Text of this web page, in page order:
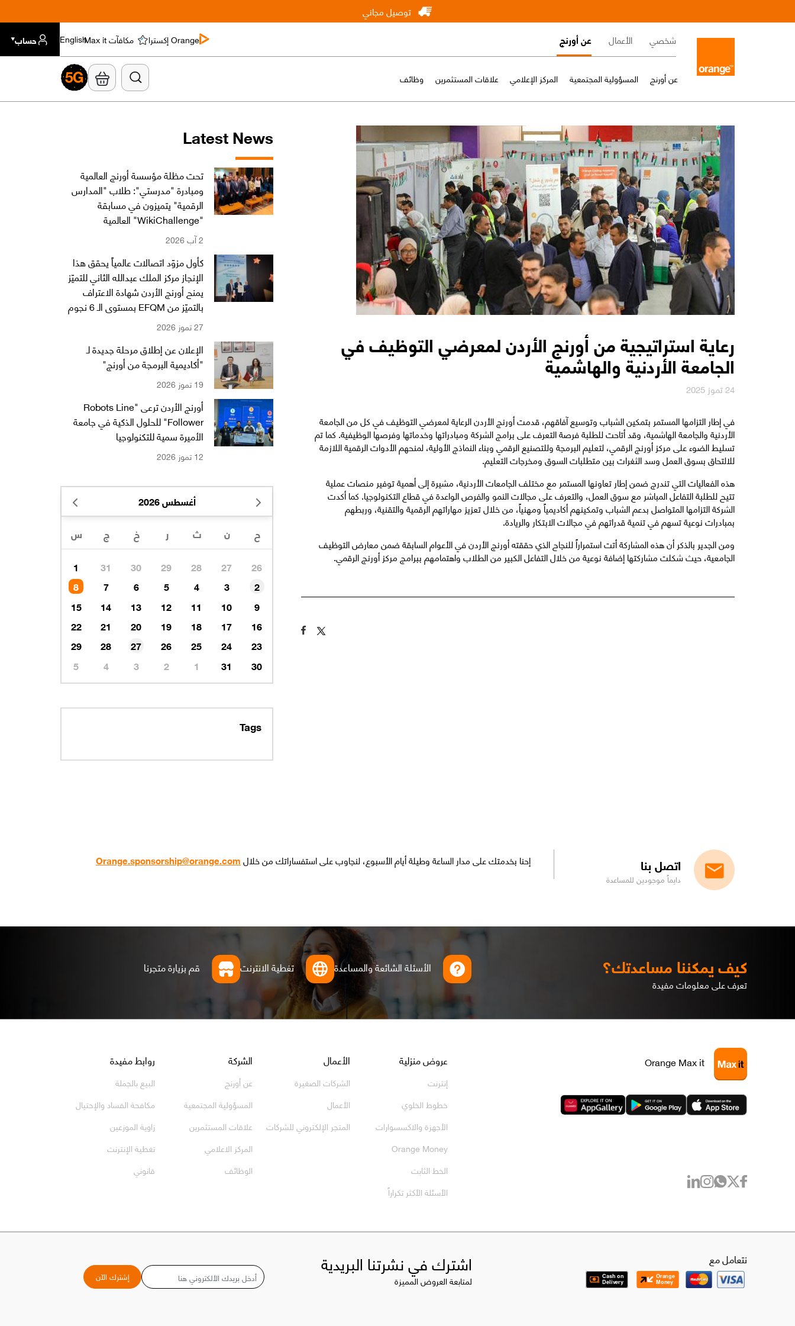
to
توصيل مجاني
Main
navigation
شخصي الأعمال عن أورنج Orange إكسترا مكافآت Max it English حساب
عن أورنج المسؤولية المجتمعية المركز الإعلامي علاقات المستثمرين وظائف
رعاية استراتيجية من أورنج الأردن لمعرضي التوظيف في
الجامعة الأردنية والهاشمية
24 تموز 2025
في إطار التزامها المستمر بتمكين الشباب وتوسيع آفاقهم، قدمت أورنج الأردن الرعاية لمعرضي التوظيف في كل من الجامعة
الأردنية والجامعة الهاشمية، وقد أتاحت للطلبة فرصة التعرف على برامج الشركة ومبادراتها وخدماتها وفرصها الوظيفية. كما تم
تسليط الضوء على مركز أورنج الرقمي، لتعليم البرمجة وللتصنيع الرقمي وبناء النماذج الأولية، لمنحهم الأدوات الرقمية اللازمة
للالتحاق بسوق العمل وسد الثغرات بين متطلبات السوق ومخرجات التعليم.
هذه الفعاليات التي تندرج ضمن إطار تعاونها المستمر مع مختلف الجامعات الأردنية، مشيرة إلى أهمية توفير منصات عملية
تتيح للطلبة التفاعل المباشر مع سوق العمل، والتعرف على مجالات النمو والفرص الواعدة في قطاع التكنولوجيا. كما أكدت
الشركة التزامها المتواصل بدعم الشباب وتمكينهم أكاديمياً ومهنياً، من خلال تعزيز مهاراتهم الرقمية والتقنية، وربطهم
بمبادرات نوعية تسهم في تنمية قدراتهم في مجالات الابتكار والريادة.
ومن الجدير بالذكر أن هذه المشاركة أتت استمراراً للنجاح الذي حققته أورنج الأردن في الأعوام السابقة ضمن معارض التوظيف
الجامعية، حيث شكلت مشاركتها إضافة نوعية من خلال التفاعل الكبير من الطلاب واهتمامهم ببرامج مركز أورنج الرقمي.
Latest News
تحت مظلة مؤسسة أورنج العالمية
ومبادرة "مدرستي": طلاب "المدارس
الرقمية" يتميزون في مسابقة
"WikiChallenge" العالمية
2 آب 2026
كأول مزوّد اتصالات عالمياً يحقق هذا
الإنجاز مركز الملك عبدالله الثاني للتميّز
يمنح أورنج الأردن شهادة الاعتراف
بالتميّز من EFQM بمستوى الـ 6 نجوم
27 تموز 2026
الإعلان عن إطلاق مرحلة جديدة لـ
"أكاديمية البرمجة من أورنج"
19 تموز 2026
أورنج الأردن ترعى "Robots Line
Follower" للحلول الذكية في جامعة
الأميرة سمية للتكنولوجيا
12 تموز 2026
أغسطس 2026
1 31 30 29 28 27
26
8
7 6 5 4 3
2
15
14 13 12 11 10
9
22
21 20 19 18 17
16
29
28 27 26 25 24
23
5
4 3 2 1 31 30
Tags
اتصل بنا
دايماً موجودين للمساعدة
إحنا بخدمتك على مدار الساعة وطيلة أيام الأسبوع، لنجاوب على استفساراتك من خلالOrange.sponsorship@orange.com
كيف يمكننا مساعدتك؟
تعرف على معلومات مفيدة
الأسئلة الشائعة والمساعدة تغطية الانترنت قم بزيارة متجرنا
Footer
عروض منزلية
إنترنت
خطوط الخلوي
الأجهزة والاكسسوارات
Orange Money
الخط الثابت
الأسئلة الأكثر تكراراً
الأعمال
الشركات الصغيرة
الأعمال
المتجر الإلكتروني للشركات
الشركة
عن أورنج
المسؤولية المجتمعية
علاقات المستثمرين
المركز الاعلامي
الوظائف
روابط مفيدة
البيع بالجملة
مكافحة الفساد والإحتيال
زاوية الموزعين
تغطية الإنترنت
قانوني
Orange Max it
نتعامل مع اشترك في نشرتنا البريدية
لمتابعة العروض المميزة
البريد
الإلكتروني
إشترك الآن